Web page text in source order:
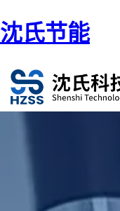
沈氏节能